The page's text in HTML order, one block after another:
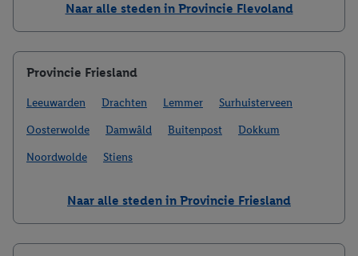
Naar alle steden in Provincie Flevoland
Provincie Friesland
Leeuwarden Drachten Lemmer
Surhuisterveen
Oosterwolde
Damwâld Buitenpost
Dokkum
Noordwolde
Stiens
Naar alle steden in Provincie Friesland